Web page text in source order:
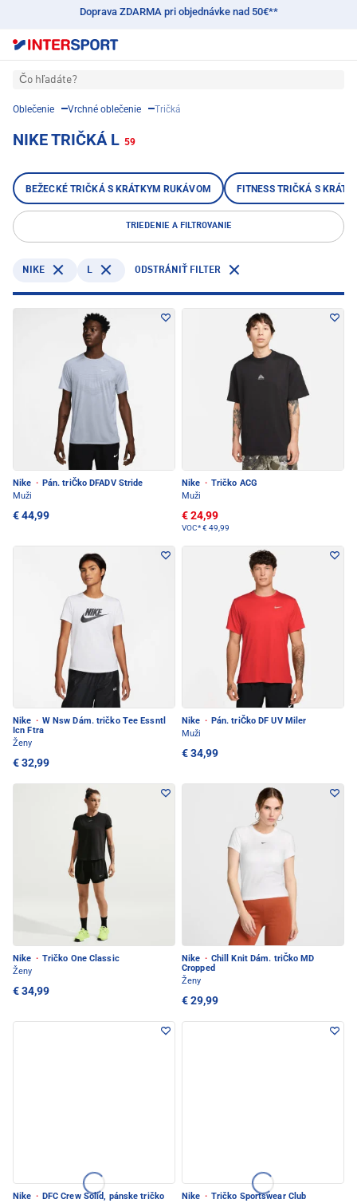
Doprava ZDARMA pri objednávke nad 50€**
Čo hľadáte?
Oblečenie Vrchné oblečenie Tričká
NIKE TRIČKÁ L 59
BEŽECKÉ TRIČKÁ S KRÁTKYM RUKÁVOM FITNESS TRIČKÁ S
TRIEDENIE A FILTROVANIE
NIKE L ODSTRÁNIŤ FILTER
Nike · Pán. triČko DFADV Stride
Muži
€ 44,99
Nike · Tričko ACG
Muži
€ 24,99
VOC*€ 49,99
Nike · W Nsw Dám. tričko Tee Essntl
Icn Ftra
Ženy
€ 32,99
Nike · Pán. triČko DF UV Miler
Muži
€ 34,99
Nike · Tričko One Classic
Ženy
€ 34,99
Nike · Chill Knit Dám. triČko MD
Cropped
Ženy
€ 29,99
Nike · DFC Crew Solid, pánske tričko
Nike · Tričko Sportswear Club